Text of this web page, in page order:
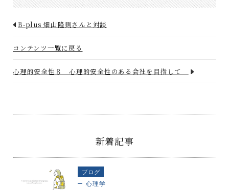
B-plus 畑山隆則さんと対談
コンテンツ一覧に戻る
心理的安全性８ 心理的安全性のある会社を目指して
新着記事
ブログ
心理学